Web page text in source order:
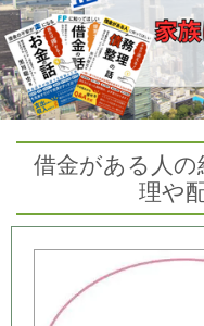
借金がある人
理や